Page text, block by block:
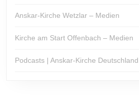
Anskar-Kirche Wetzlar – Medien
Kirche am Start Offenbach – Medien
Podcasts | Anskar-Kirche Deutschland